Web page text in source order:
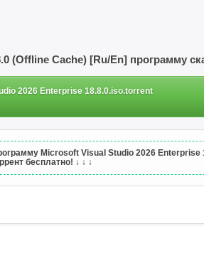
(Offline Cache) [Ru/En] программу
2026 Enterprise 18.8.0.iso.torrent
Microsoft Visual Studio 2026 Enterprise
бесплатно! ↓ ↓ ↓